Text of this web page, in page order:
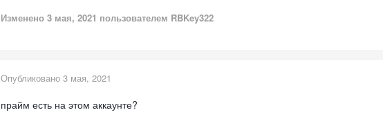
Изменено 3 мая, 2021 пользователем RBKey322
Опубликовано 3 мая, 2021
прайм есть на этом аккаунте?